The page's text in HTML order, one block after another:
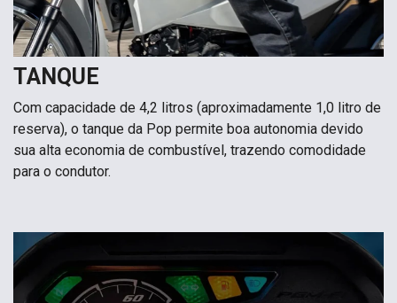
TANQUE
Com capacidade de 4,2 litros (aproximadamente 1,0 litro de
reserva), o tanque da Pop permite boa autonomia devido
sua alta economia de combustível, trazendo comodidade
para o condutor.